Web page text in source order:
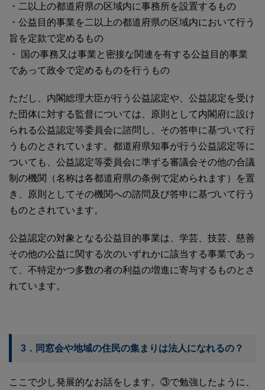
・二以上の都道府県の区域内に事務所を設置するもの
・公益目的事業を二以上の都道府県の区域内において行う
旨を定款で定めるもの
・ 国の事務又は事業と密接な関連を有する公益目的事業
であって政令で定めるものを行うもの
ただし、内閣総理大臣が行う公益認定や、公益認定を受け
た団体に対する監督については、原則として内閣府に設け
られる公益認定等委員会に諮問し、その答申に基づいて行
うものとされています。都道府県知事が行う公益認定等に
ついても、公益認定等委員会に準ずる審議会その他の合議
制の機関（名称は各都道府県の条例で定められます）を置
き、原則としてその機関への諮問及び答申に基づいて行う
ものとされています。
公益認定の対象となる公益目的事業は、学芸、技芸、慈善
その他の公益に関する次のいずれかに該当する事業であっ
て、不特定かつ多数の者の利益の増進に寄与するものとさ
れています。
3．同窓会や地域の住民の集まりは法人になれるの？
ここで少し発展的なお話をします。③で勉強したように、